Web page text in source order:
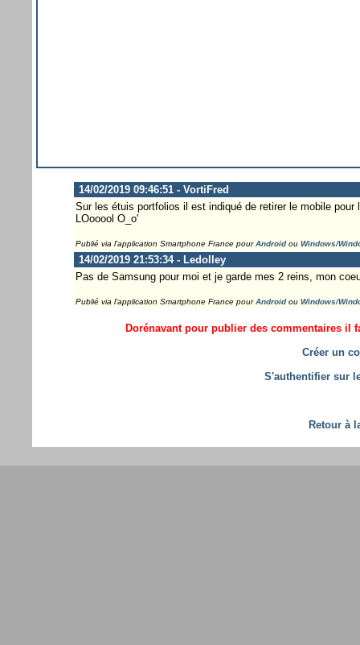
14/02/2019 09:46:51 - VortiFred
Sur les étuis portfolios il est indiqué de retirer le mobile pour
LOooool O_o'
Publié via l'application Smartphone France pourAndroidou Windows/
14/02/2019 21:53:34 - Ledolley
Pas de Samsung pour moi et je garde mes 2 reins, mon
Publié via l'application Smartphone France pourAndroidou Windows/
Dorénavant pour publier des commentaires il
Créer un
S'authentifier sur
Retour à